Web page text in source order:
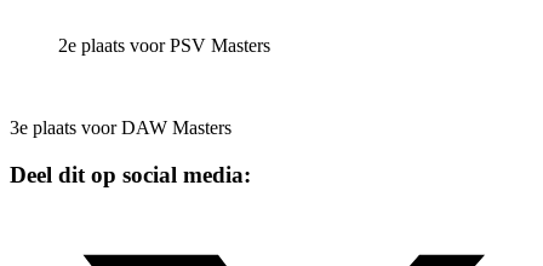
2e plaats voor PSV Masters
3e plaats voor DAW Masters
Deel dit op social media: